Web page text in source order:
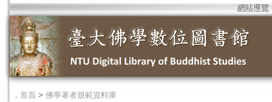
網站導覽
． 首頁 > 佛學著者規範資料庫